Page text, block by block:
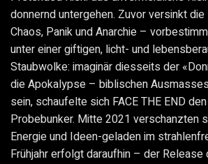
donnernd untergehen. Zuvor versinkt
Chaos, Panik und Anarchie –
unter einer giftigen, licht- und
Staubwolke: imaginär diesseits der
die Apokalypse – biblischen
sein, schaufelte sich FACE THE END
Probebunker. Mitte 2021 verschanzten
Energie und Ideen-geladen im
Frühjahr erfolgt daraufhin – der